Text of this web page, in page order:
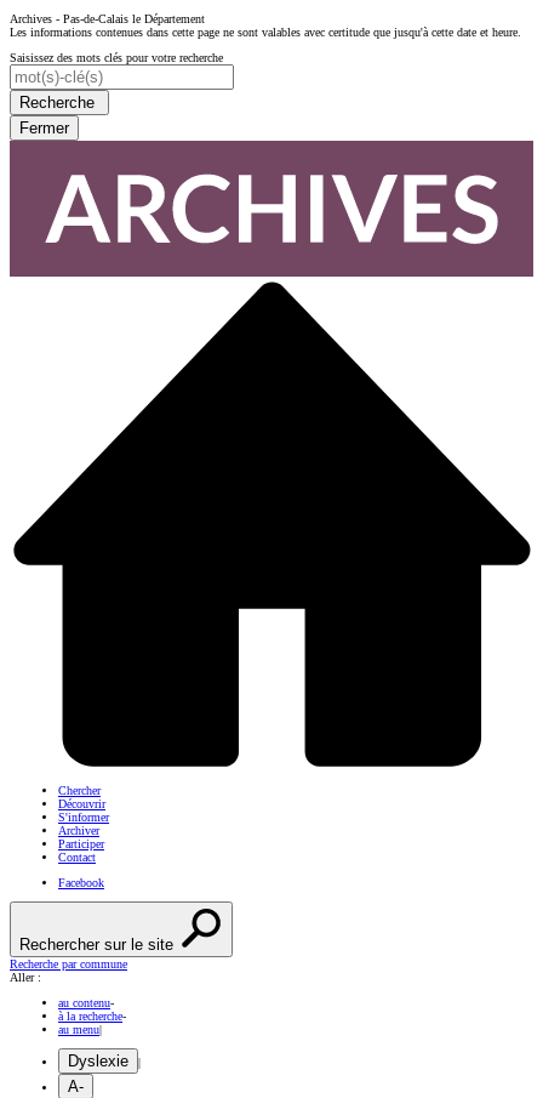
Archives - Pas-de-Calais le Département
Les informations contenues dans cette page ne sont valables avec certitude que jusqu'à cette date et heure.
Saisissez des mots clés pour votre recherche
Recherche
Fermer
Chercher
Découvrir
S'informer
Archiver
Participer
Contact
Facebook
Rechercher sur le site
Recherche par commune
Aller :
au contenu-
à la recherche-
au menu|
Dyslexie |
A-